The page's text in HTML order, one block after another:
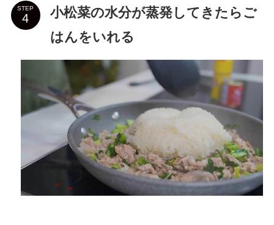
STEP
小松菜の水分が蒸発してきたらご
はんをいれる